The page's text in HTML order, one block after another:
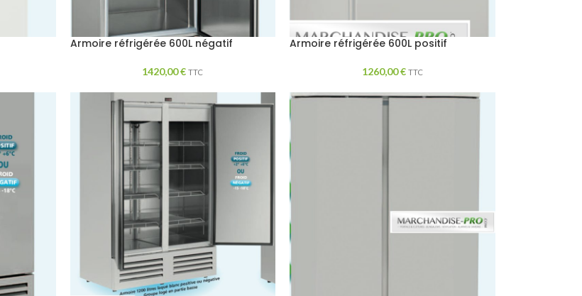
Armoire réfrigérée 600L négatif
1420,00€ TTC
Armoire réfrigérée 600L positif
1260,00€ TTC